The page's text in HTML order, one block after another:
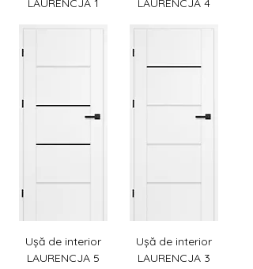
LAURENCJA 1
LAURENCJA 4
Ușă de interior
LAURENCJA 5
Ușă de interior
LAURENCJA 3